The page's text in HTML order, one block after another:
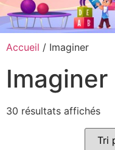
Accueil / Imaginer
Imaginer
30 résultats affichés